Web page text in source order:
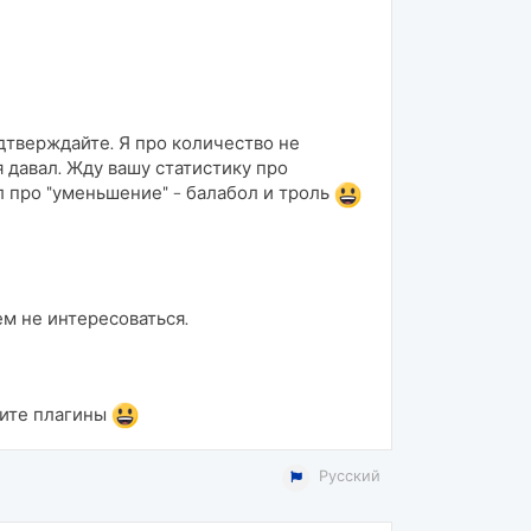
Я про количество не
Жду вашу статистику про
про "уменьшение" - балабол и троль
не интересоваться.
плагины
Русский